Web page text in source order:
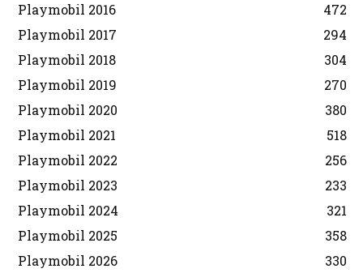
Playmobil 2016
472
Playmobil 2017
294
Playmobil 2018
304
Playmobil 2019
270
Playmobil 2020
380
Playmobil 2021
518
Playmobil 2022
256
Playmobil 2023
233
Playmobil 2024
321
Playmobil 2025
358
Playmobil 2026
330